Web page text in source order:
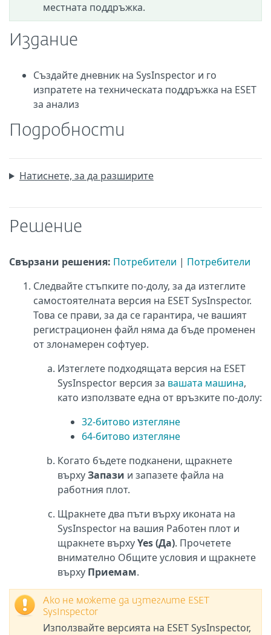
местната поддръжка.
Издание
Създайте дневник на SysInspector и го
изпратете на техническата поддръжка на ESET
за анализ
Подробности
Натиснете, за да разширите
Решение
Свързани решения: Потребители | Потребители
Следвайте стъпките по-долу, за да изтеглите
самостоятелната версия на ESET SysInspector.
Това се прави, за да се гарантира, че вашият
регистрационен файл няма да бъде променен
от злонамерен софтуер.
Изтеглете подходящата версия на ESET
SysInspector версия за вашата машина,
като използвате една от връзките по-долу:
32-битово изтегляне
64-битово изтегляне
Когато бъдете подканени, щракнете
върхуЗапази и запазете файла на
работния плот.
Щракнете два пъти върху иконата на
SysInspector на вашия Работен плот и
щракнете върхуYes (Да). Прочетете
внимателно Общите условия и щракнете
върху Приемам.
Ако не можете да изтеглите ESET
SysInspector
Използвайте версията на ESET SysInspector,